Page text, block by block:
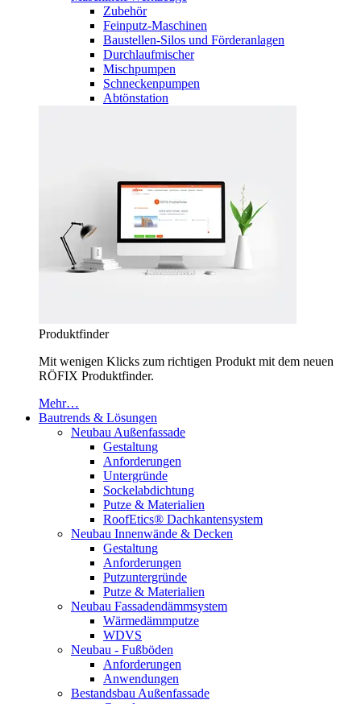
Zubehör
Feinputz-Maschinen
Baustellen-Silos und Förderanlagen
Durchlaufmischer
Mischpumpen
Schneckenpumpen
Abtönstation
Produktfinder
Mit wenigen Klicks zum richtigen Produkt mit dem neuen
RÖFIX Produktfinder.
Mehr…
Bautrends & Lösungen
Neubau Außenfassade
Gestaltung
Anforderungen
Untergründe
Sockelabdichtung
Putze & Materialien
RoofEtics® Dachkantensystem
Neubau Innenwände & Decken
Gestaltung
Anforderungen
Putzuntergründe
Putze & Materialien
Neubau Fassadendämmsystem
Wärmedämmputze
WDVS
Neubau - Fußböden
Anforderungen
Anwendungen
Bestandsbau Außenfassade